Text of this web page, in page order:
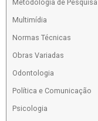
Metodologia de Pesquisa
Multimídia
Normas Técnicas
Obras Variadas
Odontologia
Política e Comunicação
Psicologia